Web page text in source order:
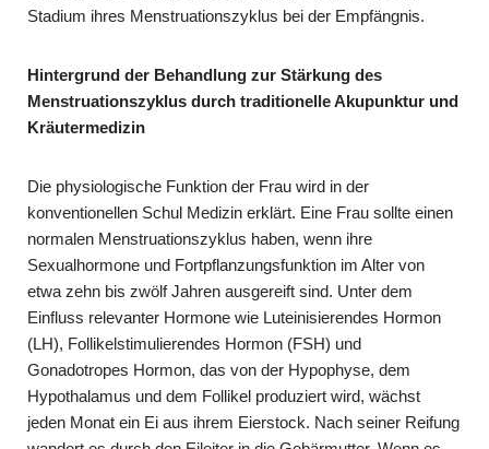
Stadium ihres Menstruationszyklus bei der Empfängnis.
Hintergrund der Behandlung zur Stärkung des
Menstruationszyklus durch traditionelle Akupunktur und
Kräutermedizin
Die physiologische Funktion der Frau wird in der
konventionellen Schul Medizin erklärt. Eine Frau sollte einen
normalen Menstruationszyklus haben, wenn ihre
Sexualhormone und Fortpflanzungsfunktion im Alter von
etwa zehn bis zwölf Jahren ausgereift sind. Unter dem
Einfluss relevanter Hormone wie Luteinisierendes Hormon
(LH), Follikelstimulierendes Hormon (FSH) und
Gonadotropes Hormon, das von der Hypophyse, dem
Hypothalamus und dem Follikel produziert wird, wächst
jeden Monat ein Ei aus ihrem Eierstock. Nach seiner Reifung